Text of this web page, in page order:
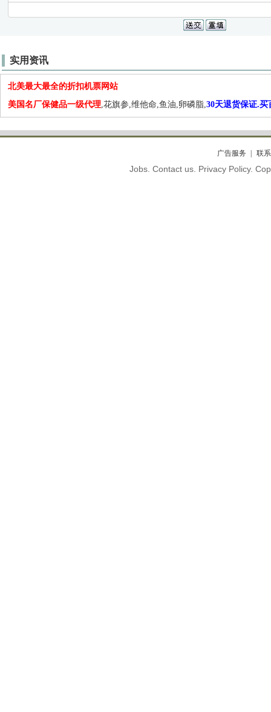
实用资讯
北美最大最全的折扣机票网站
美国名厂保健品一级代理,花旗参,维他命,鱼油,卵磷脂,30天退货保证.买
广告服务 联
Jobs. Contact us. Privacy Policy.